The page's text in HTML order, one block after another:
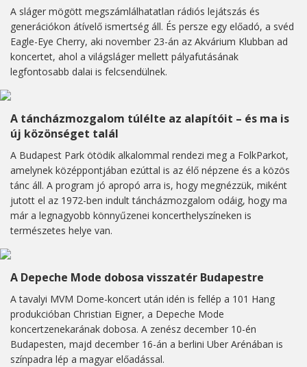
A sláger mögött megszámlálhatatlan rádiós lejátszás és
generációkon átívelő ismertség áll. És persze egy előadó, a svéd
Eagle-Eye Cherry, aki november 23-án az Akvárium Klubban ad
koncertet, ahol a világsláger mellett pályafutásának
legfontosabb dalai is felcsendülnek.
A táncházmozgalom túlélte az alapítóit – és ma is
új közönséget talál
A Budapest Park ötödik alkalommal rendezi meg a FolkParkot,
amelynek középpontjában ezúttal is az élő népzene és a közös
tánc áll. A program jó apropó arra is, hogy megnézzük, miként
jutott el az 1972-ben indult táncházmozgalom odáig, hogy ma
már a legnagyobb könnyűzenei koncerthelyszíneken is
természetes helye van.
A Depeche Mode dobosa visszatér Budapestre
A tavalyi MVM Dome-koncert után idén is fellép a 101 Hang
produkcióban Christian Eigner, a Depeche Mode
koncertzenekarának dobosa. A zenész december 10-én
Budapesten, majd december 16-án a berlini Uber Arénában is
színpadra lép a magyar előadással.